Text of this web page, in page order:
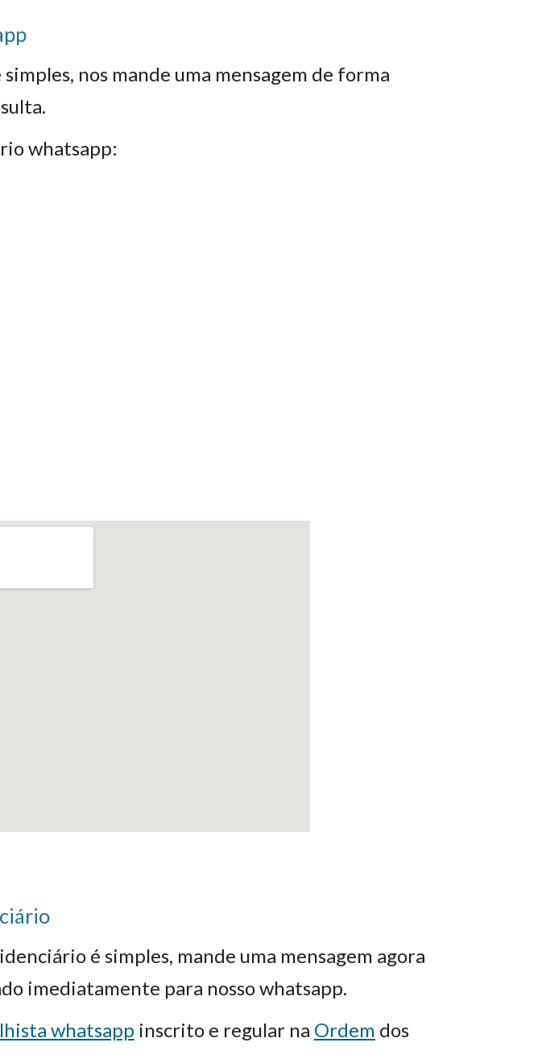
simples, nos mande uma mensagem de forma
whatsapp:
é simples, mande uma mensagem agora
imediatamente para nosso whatsapp.
whatsapp inscrito e regular na Ordem dos